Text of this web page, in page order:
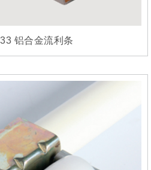
铝合金流利条